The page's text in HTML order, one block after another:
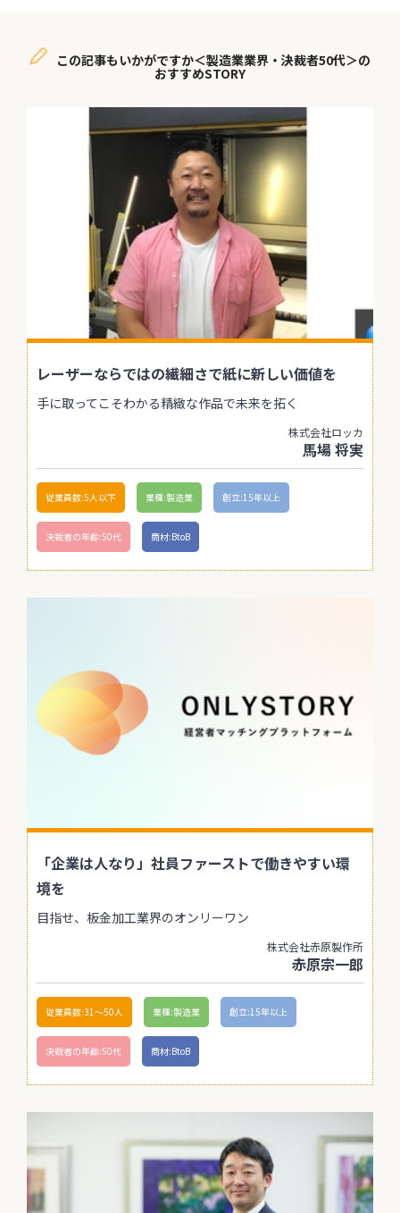
この記事もいかがですか＜製造業業界・決裁者50代＞の
おすすめSTORY
レーザーならではの繊細さで紙に新しい価値を
手に取ってこそわかる精緻な作品で未来を拓く
株式会社ロッカ
馬場 将実
従業員数:5人以下 業種:製造業 創立:15年以上
決裁者の年齢:50代 商材:BtoB
「企業は人なり」社員ファーストで働きやすい環
境を
目指せ、板金加工業界のオンリーワン
株式会社赤原製作所
赤原宗一郎
従業員数:31〜50人 業種:製造業 創立:15年以上
決裁者の年齢:50代 商材:BtoB